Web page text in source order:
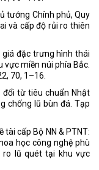
tướng Chính phủ, Quy
và cấp độ rủi ro thiên
giá đặc trưng hình thái
vực miền núi phía Bắc.
70, 1–16.
đổi từ tiêu chuẩn Nhật
chống lũ bùn đá. Tạp
tài cấp Bộ NN & PTNT:
học công nghệ phù
ro lũ quét tại khu vực